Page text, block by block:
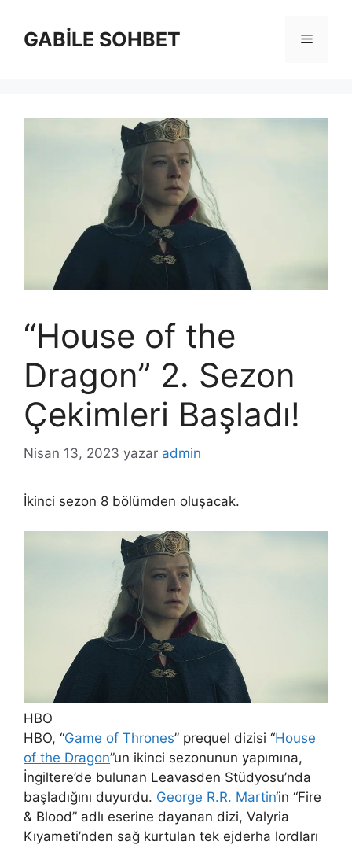
GABİLE SOHBET Menü
“House of the
Dragon” 2. Sezon
Çekimleri Başladı!
Nisan 13, 2023 yazar admin
İkinci sezon 8 bölümden oluşacak.
HBO
HBO, “Game of Thrones” prequel dizisi “House
of the Dragon”un ikinci sezonunun yapımına,
İngiltere’de bulunan Leavasden Stüdyosu’nda
başladığını duyurdu. George R.R. Martin‘in “Fire
& Blood” adlı eserine dayanan dizi, Valyria
Kıyameti’nden sağ kurtulan tek ejderha lordları